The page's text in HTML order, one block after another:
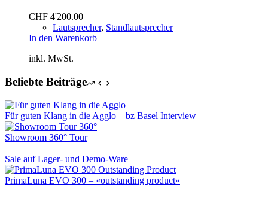
CHF 4'200.00
Lautsprecher, Standlautsprecher
In den Warenkorb
inkl. MwSt.
Beliebte Beiträge
Für guten Klang in die Agglo – bz Basel Interview
Showroom 360° Tour
Sale auf Lager- und Demo-Ware
PrimaLuna EVO 300 – «outstanding product»